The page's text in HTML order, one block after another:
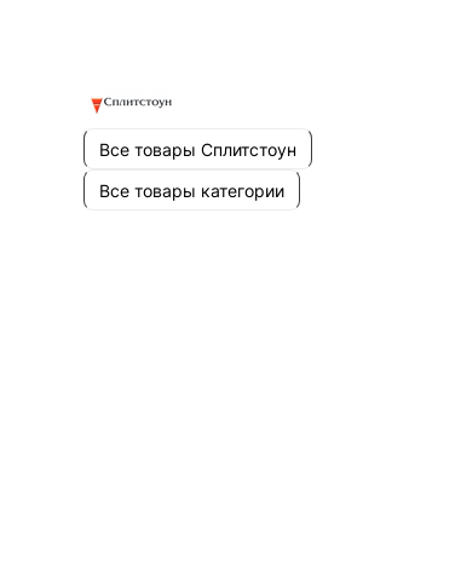
Все товары Сплитстоун
Все товары категории